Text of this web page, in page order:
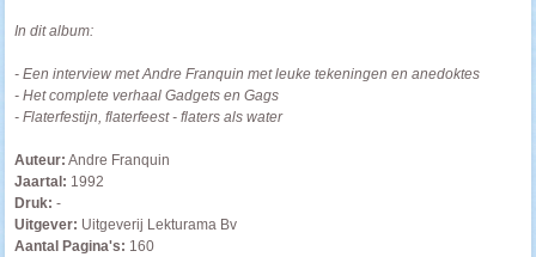
In dit album:
- Een interview met Andre Franquin met leuke tekeningen en anedoktes
- Het complete verhaal Gadgets en Gags
- Flaterfestijn, flaterfeest - flaters als water
Auteur: Andre Franquin
Jaartal: 1992
Druk: -
Uitgever: Uitgeverij Lekturama Bv
Aantal Pagina's: 160